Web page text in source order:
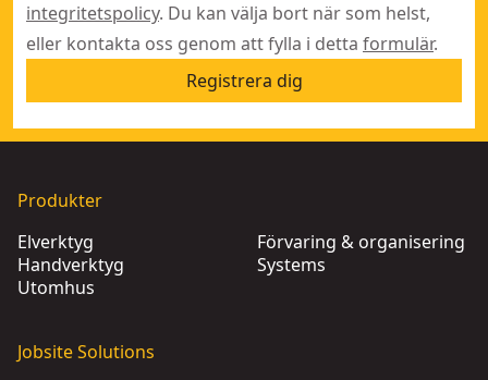
integritetspolicy. Du kan välja bort när som helst,
eller kontakta oss genom att fylla i detta formulär.
Registrera dig
Produkter
Elverktyg
Handverktyg
Utomhus
Förvaring & organisering
Systems
Jobsite Solutions